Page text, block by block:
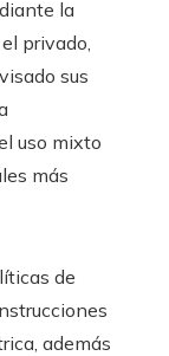
la
privado,
sus
uso mixto
más
de
además